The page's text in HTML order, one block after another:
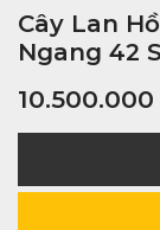
Cây Lan
Ngang 42
10.500.000